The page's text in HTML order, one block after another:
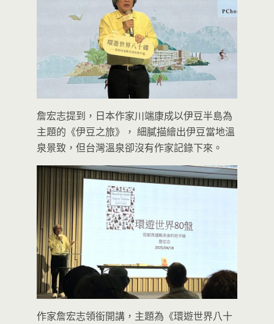
詹宏志提到，日本作家川端康成以伊豆半島為
主題的《伊豆之旅》， 細膩描繪出伊豆當地溫
泉景致，但台灣溫泉卻沒有作家記錄下來。
作家詹宏志領銜開講，主題為《環遊世界八十